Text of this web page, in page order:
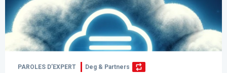
PAROLES D’EXPERT Deg & Partners